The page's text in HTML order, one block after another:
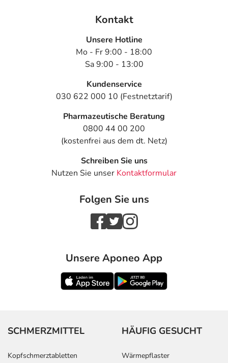
Kontakt
Unsere Hotline
Mo - Fr 9:00 - 18:00
Sa 9:00 - 13:00
Kundenservice
030 622 000 10 (Festnetztarif)
Pharmazeutische Beratung
0800 44 00 200
(kostenfrei aus dem dt. Netz)
Schreiben Sie uns
Nutzen Sie unser Kontaktformular
Folgen Sie uns
Unsere Aponeo App
SCHMERZMITTEL
Kopfschmerztabletten
HÄUFIG GESUCHT
Wärmepflaster